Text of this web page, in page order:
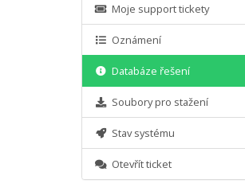
Moje support tickety
Oznámení
Databáze řešení
Soubory pro stažení
Stav systému
Otevřít ticket